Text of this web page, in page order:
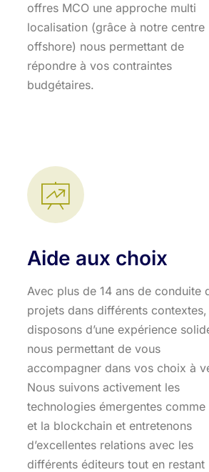
offres MCO une approche multi
localisation (grâce à notre centre
offshore) nous permettant de
répondre à vos contraintes
budgétaires.
Aide aux choix
Avec plus de 14 ans de conduite
projets dans différents
disposons d’une expérience
nous permettant de vous
accompagner dans vos choix à
Nous suivons activement les
technologies émergentes comme
et la blockchain et entretenons
d’excellentes relations avec les
différents éditeurs tout en restant